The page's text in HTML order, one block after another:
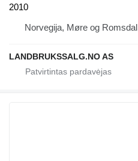
2010
Norvegija, Møre og Romsdal
LANDBRUKSSALG.NO AS